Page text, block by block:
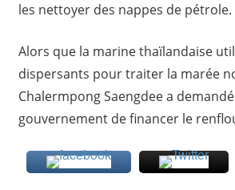
les nettoyer des nappes de pétrole.
Alors que la marine thaïlandaise
dispersants pour traiter la marée
Chalermpong Saengdee a
gouvernement de financer le